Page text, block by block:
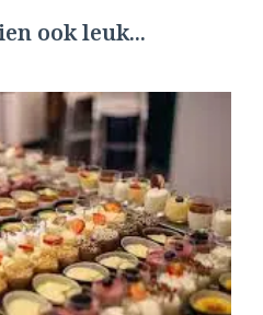
ook leuk...